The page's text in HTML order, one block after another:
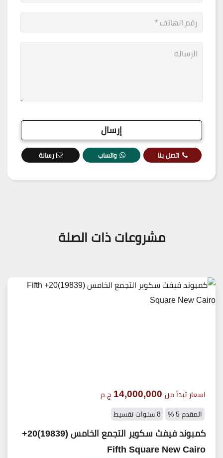
اتصل بنا واتساب رسالة
مشروعات ذات الصلة
اسعار تبدأ من 14,000,000 ج.م
المقدم 5 % 8 سنوات تقسيط
كمبوند فيفث سكوير التجمع الخامس (19839)20+
Fifth Square New Cairo